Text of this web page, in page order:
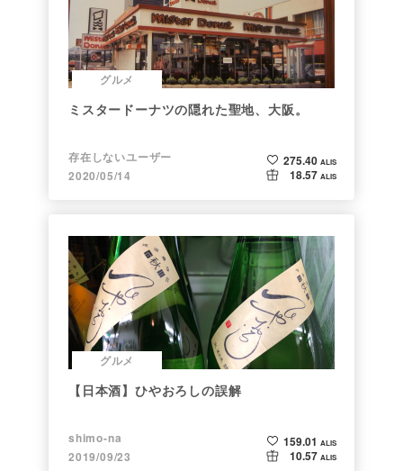
グルメ
ミスタードーナツの隠れた聖地、大阪。
存在しないユーザー
2020/05/14
275.40 ALIS
18.57 ALIS
グルメ
【日本酒】ひやおろしの誤解
shimo-na
2019/09/23
159.01 ALIS
10.57 ALIS